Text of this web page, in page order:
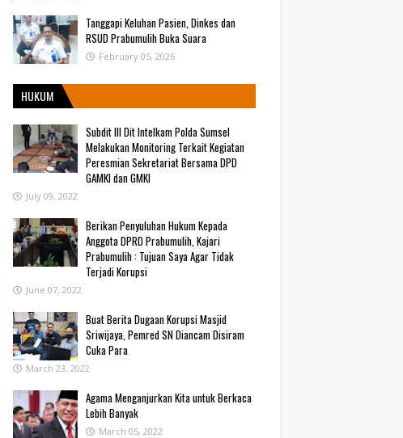
Tanggapi Keluhan Pasien, Dinkes dan
RSUD Prabumulih Buka Suara
February 05, 2026
HUKUM
Subdit III Dit Intelkam Polda Sumsel
Melakukan Monitoring Terkait Kegiatan
Peresmian Sekretariat Bersama DPD
GAMKI dan GMKI
July 09, 2022
Berikan Penyuluhan Hukum Kepada
Anggota DPRD Prabumulih, Kajari
Prabumulih : Tujuan Saya Agar Tidak
Terjadi Korupsi
June 07, 2022
Buat Berita Dugaan Korupsi Masjid
Sriwijaya, Pemred SN Diancam Disiram
Cuka Para
March 23, 2022
Agama Menganjurkan Kita untuk Berkaca
Lebih Banyak
March 05, 2022